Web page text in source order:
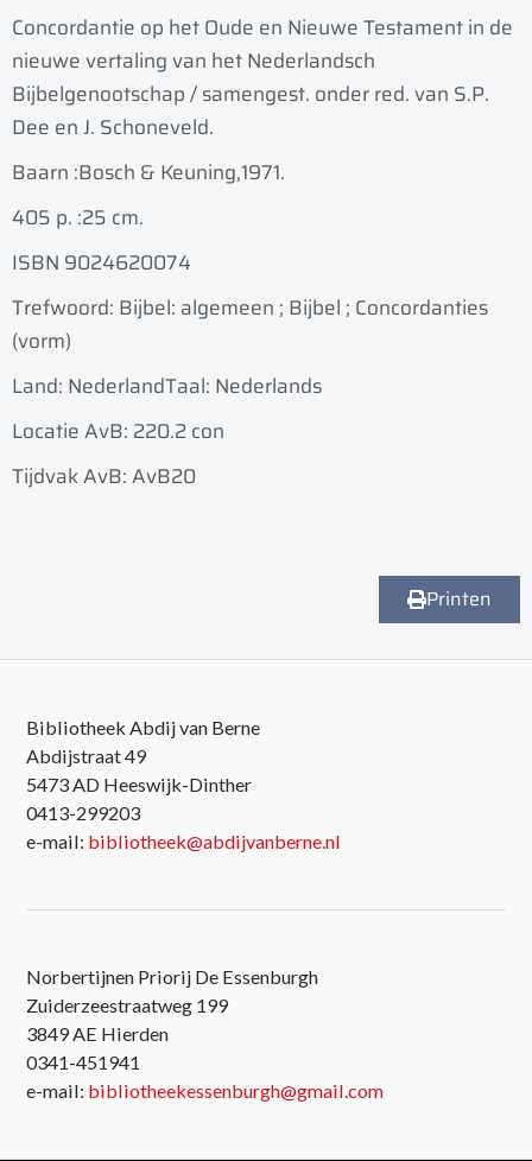
Concordantie op het Oude en Nieuwe Testament in de
nieuwe vertaling van het Nederlandsch
Bijbelgenootschap / samengest. onder red. van S.P.
Dee en J. Schoneveld.
Baarn :Bosch & Keuning,1971.
405 p. :25 cm.
ISBN 9024620074
Trefwoord: Bijbel: algemeen ; Bijbel ; Concordanties
(vorm)
Land: NederlandTaal: Nederlands
Locatie AvB: 220.2 con
Tijdvak AvB: AvB20
Printen
Bibliotheek Abdij van Berne
Abdijstraat 49
5473 AD Heeswijk-Dinther
0413-299203
e-mail: bibliotheek@abdijvanberne.nl
Norbertijnen Priorij De Essenburgh
Zuiderzeestraatweg 199
3849 AE Hierden
0341-451941
e-mail: bibliotheekessenburgh@gmail.com